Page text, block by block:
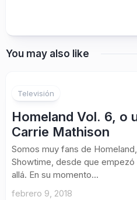
You may also like
Televisión
Homeland Vol. 6, o
Carrie Mathison
Somos muy fans de
Showtime, desde que
allá. En su momento...
febrero 9, 2018